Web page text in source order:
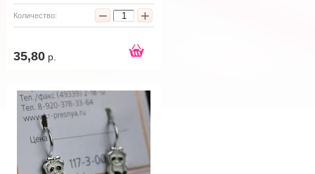
Количество: − +
35,80 р.